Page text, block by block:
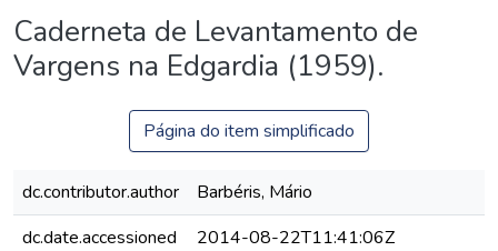
Estatísticas
Caderneta de Levantamento de
Vargens na Edgardia (1959).
Página do item simplificado
dc.contributor.author
Barbéris, Mário
dc.date.accessioned
2014-08-22T11:41:06Z